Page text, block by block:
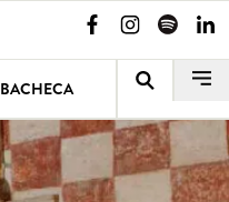
BACHECA